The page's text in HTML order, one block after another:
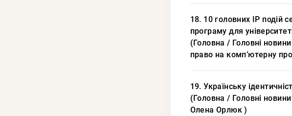
18. 10 головних IP подій
програму для
(Головна / Головні
право на комп’ютерну
19. Українську
(Головна / Головні
Олена Орлюк )